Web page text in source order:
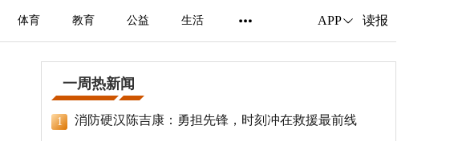
体育 教育 公益 生活 APP 读报
一周热新闻
1 消防硬汉陈吉康：勇担先锋，时刻冲在救援最前线